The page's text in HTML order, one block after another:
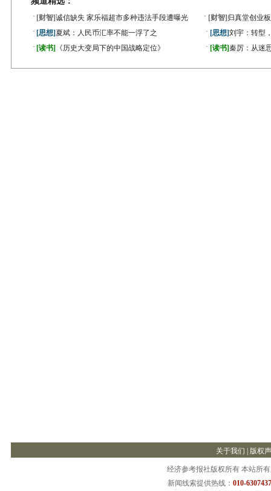
· [财智]诚信缺失 家乐福超市多种违法手段遭曝光 · [财智] 归真堂创业
· [思想]夏斌：人民币汇率不能一浮了之 · [思想]刘宇：转型
· [读书] 《历史大变局下的中国战略定位》 · [读书]秦厉：从迷
关于我们 版权
经济参考报社版权所有 本站所
新闻线索提供热线： 010-